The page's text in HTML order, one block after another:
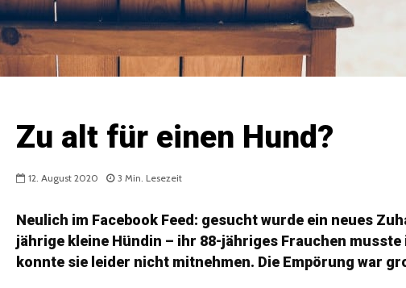
Zu alt für einen Hund?
12. August 2020 3 Min. Lesezeit
Neulich im Facebook Feed: gesucht wurde ein neues
jährige kleine Hündin – ihr 88-jähriges Frauchen musste
konnte sie leider nicht mitnehmen. Die Empörung war